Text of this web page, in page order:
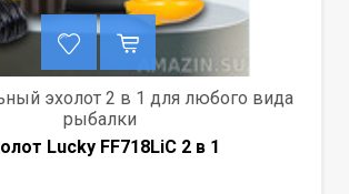
эхолот 2 в 1 для любого вида
рыбалки
Lucky FF718LiC 2 в 1